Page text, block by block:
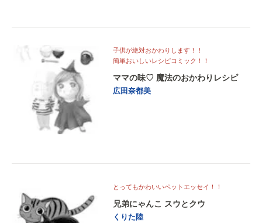
子供が絶対おかわりします！！
簡単おいしいレシピコミック！！
ママの味♡ 魔法のおかわりレシピ
広田奈都美
とってもかわいいペットエッセイ！！
兄弟にゃんこ スウとクウ
くりた陸